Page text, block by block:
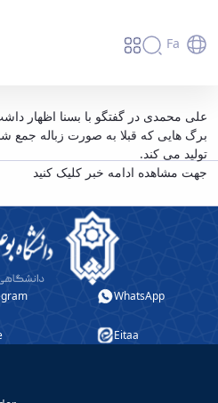
Fa
تولید گیاه خاک از برگ
بوعلی سینا -
علی محمدی در گفتگو با بسنا اظهار
برگ هایی که قبلا به صورت زباله
تولید می کند.
جهت مشاهده ادامه خبر کلیک کنید
WhatsApp
Eitaa